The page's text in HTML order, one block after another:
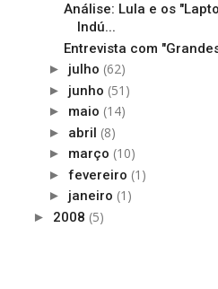
Análise: Lula e os
Indú...
Entrevista com
► julho (62)
► junho (51)
► maio (14)
► abril (8)
► março (10)
► fevereiro (1)
► janeiro (1)
► 2008 (5)